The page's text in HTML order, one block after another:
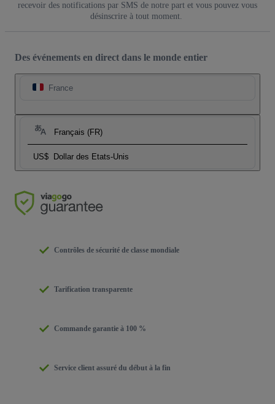
recevoir des notifications par SMS de notre part et vous pouvez vous
désinscrire à tout moment.
Des événements en direct dans le monde entier
France
Français (FR)
US$ Dollar des Etats-Unis
Contrôles de sécurité de classe mondiale
Tarification transparente
Commande garantie à 100 %
Service client assuré du début à la fin